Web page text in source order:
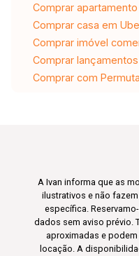
Comprar
Comprar casa em
Comprar imóvel
Comprar
Comprar com Permuta
A Ivan informa que as
ilustrativos e não
específica.
dados sem aviso prévio.
aproximadas e
locação. A